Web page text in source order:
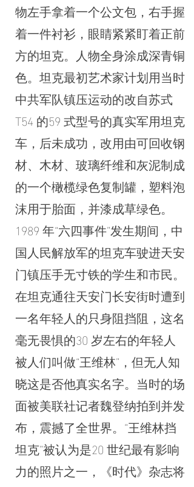
物左手拿着一个公文包，右手握
着一件衬衫，眼睛紧紧盯着正前
方的坦克。人物全身涂成深青铜
色。坦克最初艺术家计划用当时
中共军队镇压运动的改自苏式
T54 的59 式型号的真实军用坦克
车，后未成功，改用由可回收钢
材、木材、玻璃纤维和灰泥制成
的一个橄榄绿色复制罐，塑料泡
沫用于胎面，并漆成草绿色。
1989 年“六四事件”发生期间，中
国人民解放军的坦克车驶进天安
门镇压手无寸铁的学生和市民。
在坦克通往天安门长安街时遭到
一名年轻人的只身阻挡阻，这名
毫无畏惧的30 岁左右的年轻人
被人们叫做“王维林”，但无人知
晓这是否他真实名字。当时的场
面被美联社记者魏登纳拍到并发
布，震撼了全世界。“王维林挡
坦克”被认为是20 世纪最有影响
力的照片之一，《时代》杂志将